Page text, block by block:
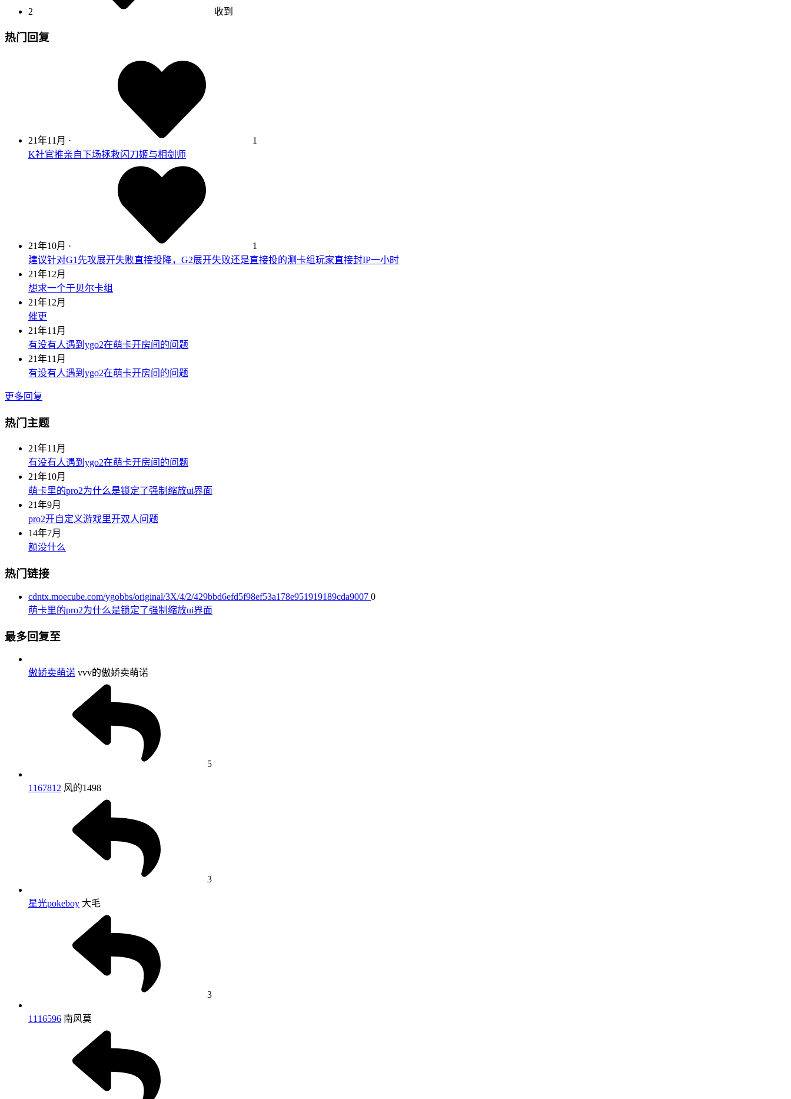
2 收到
热门回复
21年11月 ·
1
K社官推亲自下场拯救闪刀姬与相剑师
21年10月 ·
1
建议针对G1先攻展开失败直接投降，G2展开失败还是直接投的测卡组玩家直接封IP一小时
21年12月
想求一个于贝尔卡组
21年12月
催更
21年11月
有没有人遇到ygo2在萌卡开房间的问题
21年11月
有没有人遇到ygo2在萌卡开房间的问题
更多回复
热门主题
21年11月
有没有人遇到ygo2在萌卡开房间的问题
21年10月
萌卡里的pro2为什么是锁定了强制缩放ui界面
21年9月
pro2开自定义游戏里开双人问题
14年7月
额没什么
热门链接
cdntx.moecube.com/ygobbs/original/3X/4/2/429bbd6efd5f98ef53a178e951919189cda9007 0
萌卡里的pro2为什么是锁定了强制缩放ui界面
最多回复至
傲娇卖萌诺 vvv的傲娇卖萌诺
5
1167812 风的1498
3
星光pokeboy 大毛
3
1116596 南风莫